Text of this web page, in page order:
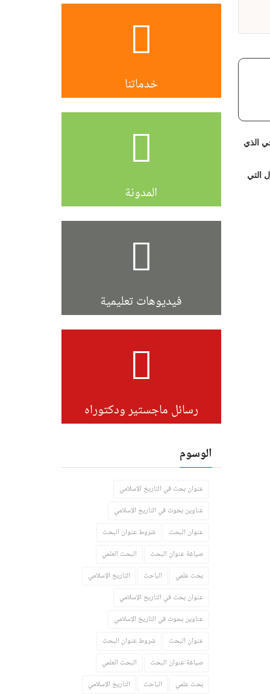
الذي
التي
خدماتنا
المدونة
فيديوهات تعليمية
رسائل ماجستير ودكتوراه
الوسوم
عنوان بحث في التاريخ الإسلامي
عناوين بحوث في التاريخ الإسلامي
عنوان البحث
شروط عنوان البحث
صياغة عنوان البحث
البحث العلمي
بحث علمي
الباحث
التاريخ الإسلامي
عنوان بحث في التاريخ الإسلامي
عناوين بحوث في التاريخ الإسلامي
عنوان البحث
شروط عنوان البحث
صياغة عنوان البحث
البحث العلمي
بحث علمي
الباحث التاريخ الإسلامي